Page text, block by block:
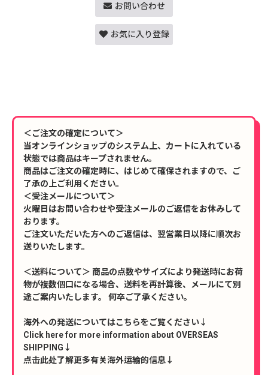
お問い合わせ
お気に入り登録
＜ご注文の確定について＞
当オンラインショップのシステム上、カートに入れている
状態では商品はキープされません。
商品はご注文の確定時に、はじめて確保されますので、ご
了承の上ご利用ください。
＜受注メールについて＞
火曜日はお問い合わせや受注メールのご返信をお休みして
おります。
ご注文いただいた方へのご返信は、翌営業日以降に順次お
送りいたします。
＜送料について＞ 商品の点数やサイズにより発送時にお荷
物が複数個口になる場合、送料を再計算後、メールにて別
途ご案内いたします。 何卒ご了承ください。
海外への発送についてはこちらをご覧ください↓
Click here for more information about OVERSEAS
SHIPPING↓
点击此处了解更多有关海外运输的信息↓